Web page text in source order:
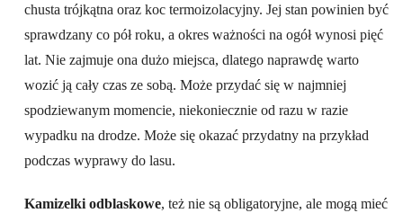
chusta trójkątna oraz koc termoizolacyjny. Jej stan powinien być
sprawdzany co pół roku, a okres ważności na ogół wynosi pięć
lat. Nie zajmuje ona dużo miejsca, dlatego naprawdę warto
wozić ją cały czas ze sobą. Może przydać się w najmniej
spodziewanym momencie, niekoniecznie od razu w razie
wypadku na drodze. Może się okazać przydatny na przykład
podczas wyprawy do lasu.
Kamizelki odblaskowe, też nie są obligatoryjne, ale mogą mieć